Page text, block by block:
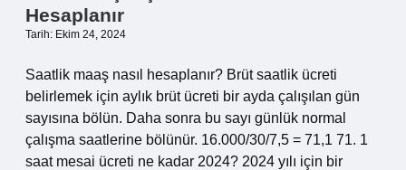
Hesaplanır
Tarih: Ekim 24, 2024
Saatlik maaş nasıl hesaplanır? Brüt saatlik ücreti
belirlemek için aylık brüt ücreti bir ayda çalışılan gün
sayısına bölün. Daha sonra bu sayı günlük normal
çalışma saatlerine bölünür. 16.000/30/7,5 = 71,1 71. 1
saat mesai ücreti ne kadar 2024? 2024 yılı için bir